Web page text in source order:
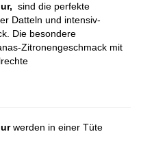
sind die perfekte
Datteln und intensiv-
Die besondere
Zitronengeschmack mit
werden in einer Tüte